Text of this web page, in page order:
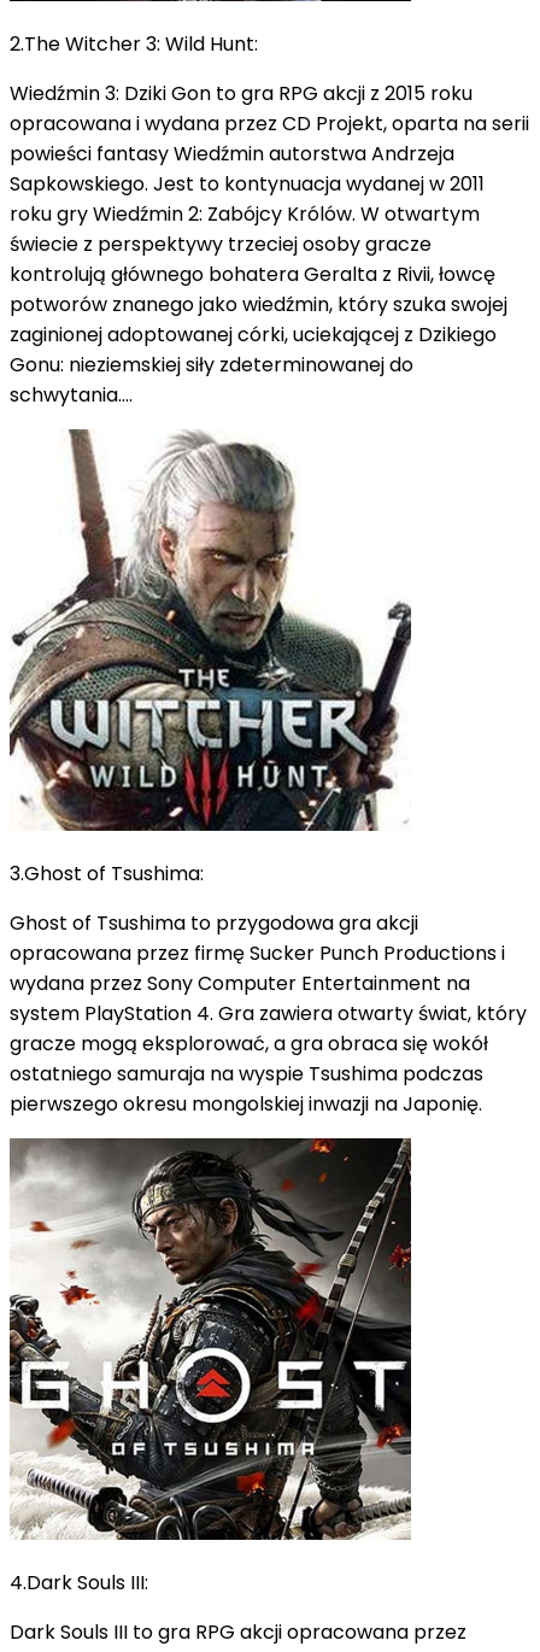
2.The Witcher 3: Wild Hunt:
Wiedźmin 3: Dziki Gon to gra RPG akcji z 2015 roku
opracowana i wydana przez CD Projekt, oparta na serii
powieści fantasy Wiedźmin autorstwa Andrzeja
Sapkowskiego. Jest to kontynuacja wydanej w 2011
roku gry Wiedźmin 2: Zabójcy Królów. W otwartym
świecie z perspektywy trzeciej osoby gracze
kontrolują głównego bohatera Geralta z Rivii, łowcę
potworów znanego jako wiedźmin, który szuka swojej
zaginionej adoptowanej córki, uciekającej z Dzikiego
Gonu: nieziemskiej siły zdeterminowanej do
schwytania....
3.Ghost of Tsushima:
Ghost of Tsushima to przygodowa gra akcji
opracowana przez firmę Sucker Punch Productions i
wydana przez Sony Computer Entertainment na
system PlayStation 4. Gra zawiera otwarty świat, który
gracze mogą eksplorować, a gra obraca się wokół
ostatniego samuraja na wyspie Tsushima podczas
pierwszego okresu mongolskiejinwazji na Japonię.
4.Dark Souls III:
Dark Souls III to gra RPG akcji opracowana przez